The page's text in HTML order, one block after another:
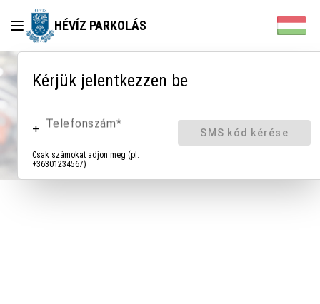
HÉVÍZ PARKOLÁS
Kérjük jelentkezzen be
+ Telefonszám
Csak számokat adjon meg (pl.
+36301234567)
SMS kód kérése